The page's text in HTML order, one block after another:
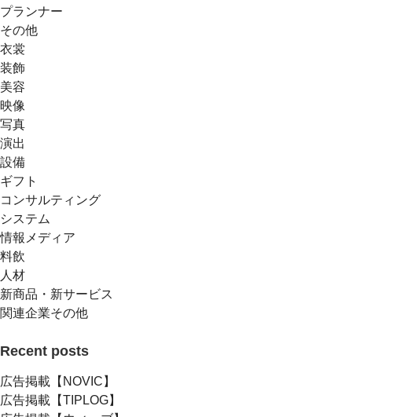
プランナー
その他
衣裳
装飾
美容
映像
写真
演出
設備
ギフト
コンサルティング
システム
情報メディア
料飲
人材
新商品・新サービス
関連企業その他
Recent posts
広告掲載【NOVIC】
広告掲載【TIPLOG】